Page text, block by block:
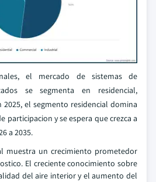
el mercado de sistemas de
se segmenta en residencial,
el segmento residencial domina
participacion y se espera que crezca a
a 2035.
muestra un crecimiento prometedor
El creciente conocimiento sobre
del aire interior y el aumento del